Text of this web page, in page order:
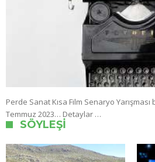
Perde Sanat Kısa Film Senaryo
Temmuz 2023… Detaylar …
SÖYLEŞI